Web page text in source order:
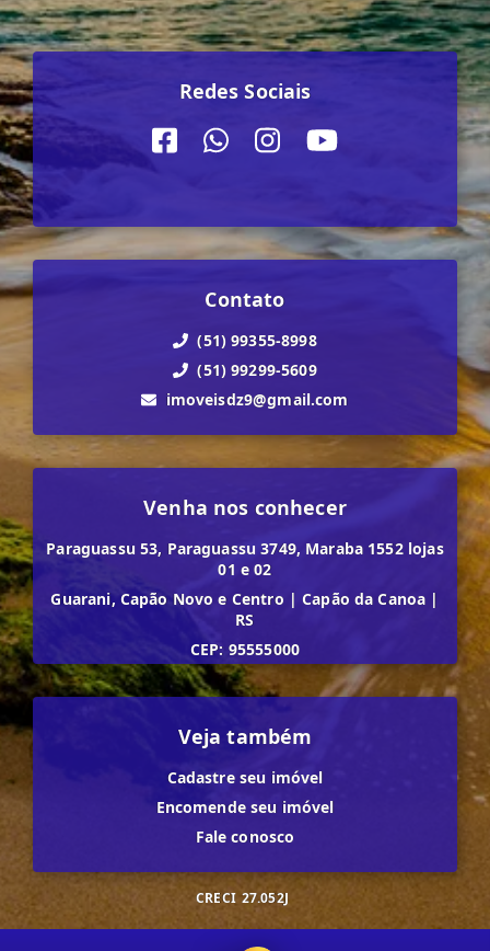
Redes Sociais
Contato
(51) 99355-8998
(51) 99299-5609
imoveisdz9@gmail.com
Venha nos conhecer
Paraguassu 53, Paraguassu 3749, Maraba 1552 lojas
01 e 02
Guarani, Capão Novo e Centro | Capão da Canoa |
RS
CEP: 95555000
Veja também
Cadastre seu imóvel
Encomende seu imóvel
Fale conosco
CRECI 27.052J